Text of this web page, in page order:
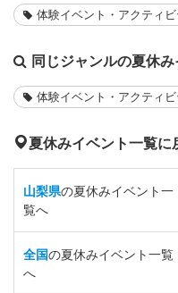
体験イベント・アクティビ
同じジャンルの夏休み
体験イベント・アクティビ
夏休みイベント一覧に
山梨県の夏休みイベント一
覧へ
全国の夏休みイベント一覧
へ